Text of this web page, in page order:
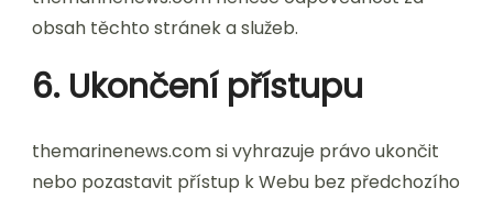
obsah těchto stránek a služeb.
6. Ukončení přístupu
themarinenews.com si vyhrazuje právo ukončit
nebo pozastavit přístup k Webu bez předchozího